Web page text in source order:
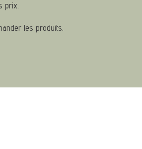
prix.
les produits.